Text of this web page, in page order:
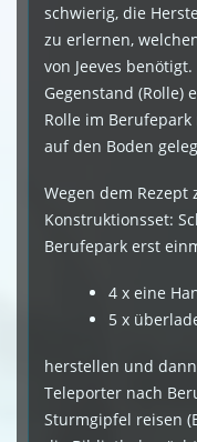
schwierig, die
zu erlernen,
von Jeeves
Gegenstand (Rolle)
Rolle im
auf den Boden
Wegen dem
Konstruktionsset:
Berufepark erst
4 x eine
5 x
herstellen und
Teleporter nach
Sturmgipfel reisen